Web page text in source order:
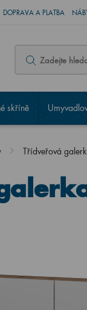
DOPRAVA A PLATBA
skříně
Třídveřová